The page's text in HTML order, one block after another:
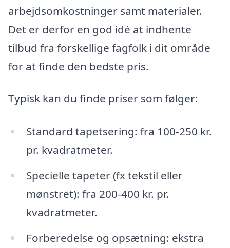
arbejdsomkostninger samt materialer.
Det er derfor en god idé at indhente
tilbud fra forskellige fagfolk i dit område
for at finde den bedste pris.
Typisk kan du finde priser som følger:
Standard tapetsering: fra 100-250 kr.
pr. kvadratmeter.
Specielle tapeter (fx tekstil eller
mønstret): fra 200-400 kr. pr.
kvadratmeter.
Forberedelse og opsætning: ekstra